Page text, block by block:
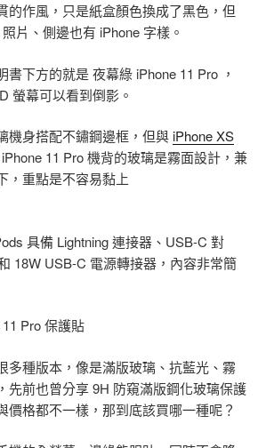
的作風，只是紙盒顏色換成了黑色，但
片、側邊也有 iPhone 字樣。
書下方的就是 夜幕綠 iPhone 11 Pro ，
螢幕可以看到倒影。
機身搭配不鏽鋼邊框，但與iPhone XS
11 Pro 機背的玻璃是霧面設計，兼
，重點是不容易黏上
具備 Lightning 連接器、USB-C 對
18W USB-C 電源轉接器，內容非常簡
Pro 保護貼
多種版本，像是滿版玻璃、抗藍光、霧
前也曾分享 9H 防窺滿版鋼化玻璃保護
價格都不一樣，那到底該買哪一種呢？